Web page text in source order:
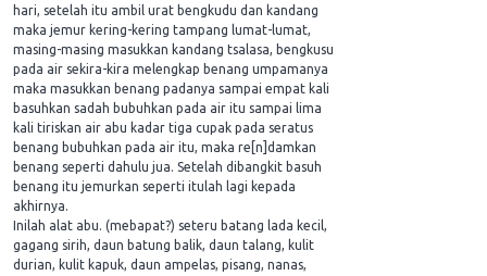
hari, setelah itu ambil urat bengkudu dan kandang
maka jemur kering-kering tampang lumat-lumat,
masing-masing masukkan kandang tsalasa, bengkusu
pada air sekira-kira melengkap benang umpamanya
maka masukkan benang padanya sampai empat kali
basuhkan sadah bubuhkan pada air itu sampai lima
kali tiriskan air abu kadar tiga cupak pada seratus
benang bubuhkan pada air itu, maka re[n]damkan
benang seperti dahulu jua. Setelah dibangkit basuh
benang itu jemurkan seperti itulah lagi kepada
akhirnya.
Inilah alat abu. (mebapat?) seteru batang lada kecil,
gagang sirih, daun batung balik, daun talang, kulit
durian, kulit kapuk, daun ampelas, pisang, nanas,